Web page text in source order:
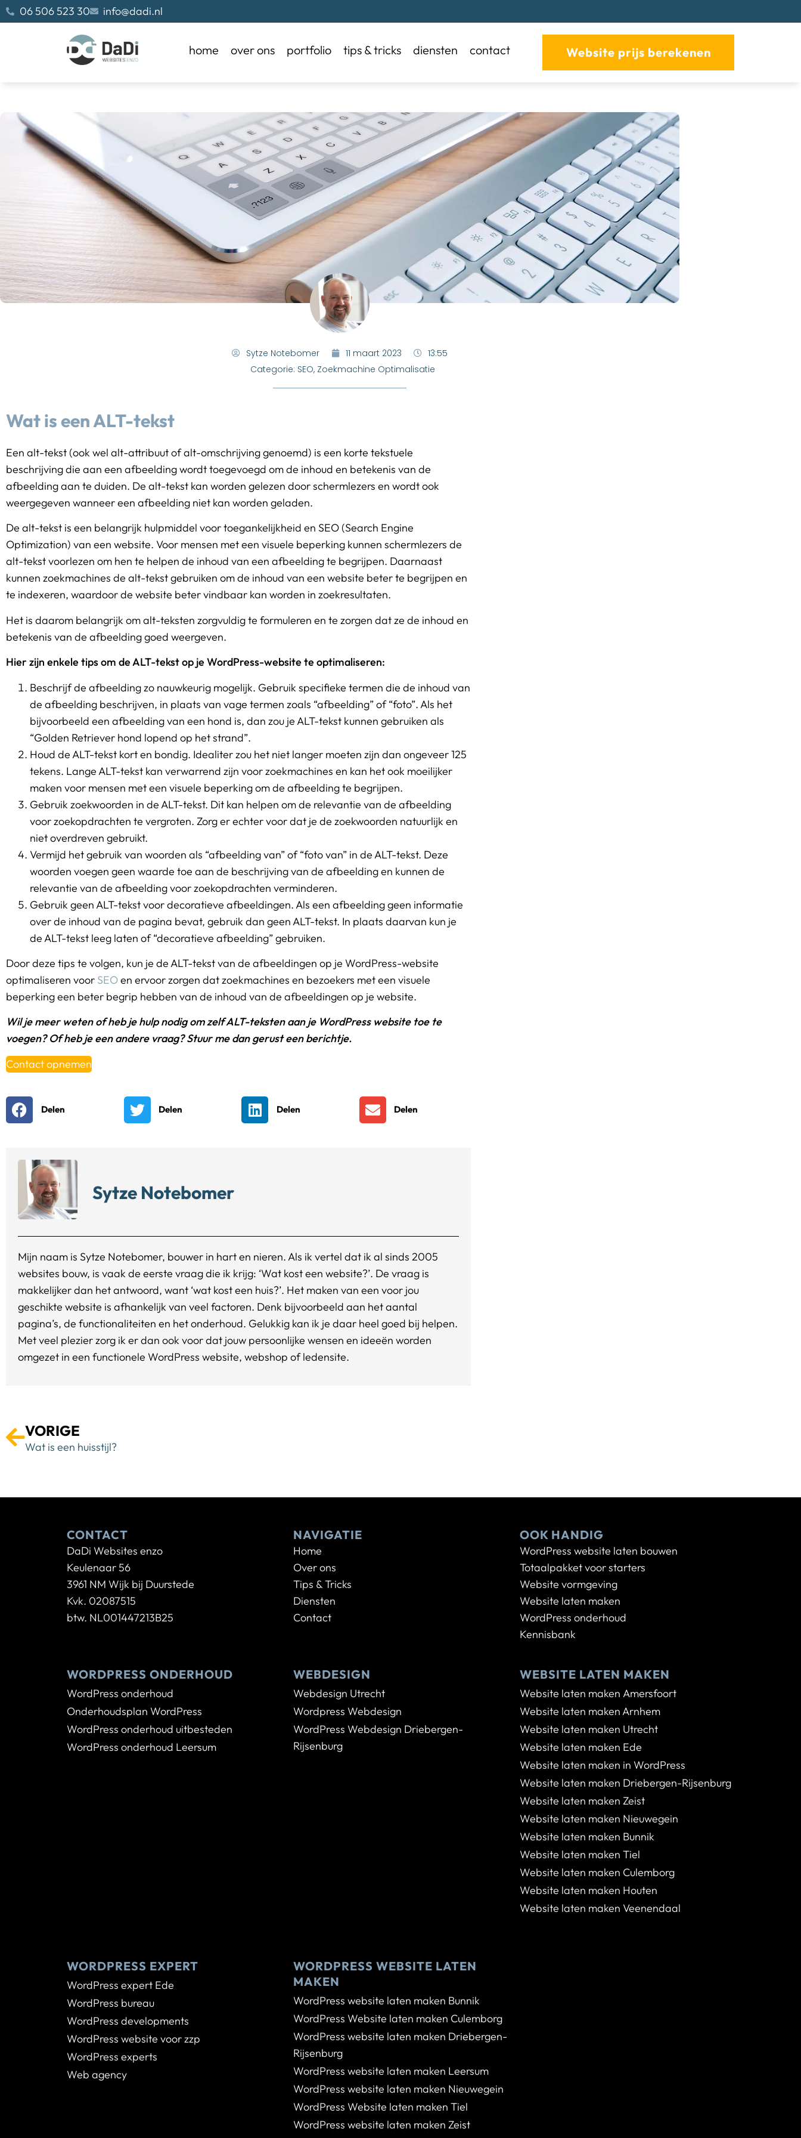
06 506 523 30 info@dadi.nl
home over ons portfolio tips & tricks diensten contact Website prijs berekenen
Sytze Notebomer 11 maart 2023
13:55
Categorie: SEO, Zoekmachine Optimalisatie
Wat is een ALT-tekst
Een alt-tekst (ook wel alt-attribuut of alt-omschrijving genoemd) is een korte tekstuele
beschrijving die aan een afbeelding wordt toegevoegd om de inhoud en betekenis van de
afbeelding aan te duiden. De alt-tekst kan worden gelezen door schermlezers en wordt ook
weergegeven wanneer een afbeelding niet kan worden geladen.
De alt-tekst is een belangrijk hulpmiddel voor toegankelijkheid en SEO (Search Engine
Optimization) van een website. Voor mensen met een visuele beperking kunnen schermlezers de
alt-tekst voorlezen om hen te helpen de inhoud van een afbeelding te begrijpen. Daarnaast
kunnen zoekmachines de alt-tekst gebruiken om de inhoud van een website beter te begrijpen en
te indexeren, waardoor de website beter vindbaar kan worden in zoekresultaten.
Het is daarom belangrijk om alt-teksten zorgvuldig te formuleren en te zorgen dat ze de inhoud en
betekenis van de afbeelding goed weergeven.
Hier zijn enkele tips om de ALT-tekst op je WordPress-website te optimaliseren:
Beschrijf de afbeelding zo nauwkeurig mogelijk. Gebruik specifieke termen die de inhoud van
de afbeelding beschrijven, in plaats van vage termen zoals “afbeelding” of “foto”. Als het
bijvoorbeeld een afbeelding van een hond is, dan zou je ALT-tekst kunnen gebruiken als
“Golden Retriever hond lopend op het strand”.
Houd de ALT-tekst kort en bondig. Idealiter zou het niet langer moeten zijn dan ongeveer 125
tekens. Lange ALT-tekst kan verwarrend zijn voor zoekmachines en kan het ook moeilijker
maken voor mensen met een visuele beperking om de afbeelding te begrijpen.
Gebruik zoekwoorden in de ALT-tekst. Dit kan helpen om de relevantie van de afbeelding
voor zoekopdrachten te vergroten. Zorg er echter voor dat je de zoekwoorden natuurlijk en
niet overdreven gebruikt.
Vermijd het gebruik van woorden als “afbeelding van” of “foto van” in de ALT-tekst. Deze
woorden voegen geen waarde toe aan de beschrijving van de afbeelding en kunnen de
relevantie van de afbeelding voor zoekopdrachten verminderen.
Gebruik geen ALT-tekst voor decoratieve afbeeldingen. Als een afbeelding geen informatie
over de inhoud van de pagina bevat, gebruik dan geen ALT-tekst. In plaats daarvan kun je
de ALT-tekst leeg laten of “decoratieve afbeelding” gebruiken.
Door deze tips te volgen, kun je de ALT-tekst van de afbeeldingen op je WordPress-website
optimaliseren voor SEOen ervoor zorgen dat zoekmachines en bezoekers met een visuele
beperking een beter begrip hebben van de inhoud van de afbeeldingen op je website.
Wil je meer weten of heb je hulp nodig om zelf ALT-teksten aan je WordPress website toe te
voegen? Of heb je een andere vraag? Stuur me dan gerust een berichtje.
Contact opnemen
Delen Delen Delen Delen
Sytze Notebomer
Mijn naam is Sytze Notebomer, bouwer in hart en nieren. Als ik vertel dat ik al sinds 2005
websites bouw, is vaak de eerste vraag die ik krijg: ‘Wat kost een website?’. De vraag is
makkelijker dan het antwoord, want ‘wat kost een huis?’. Het maken van een voor jou
geschikte website is afhankelijk van veel factoren. Denk bijvoorbeeld aan het aantal
pagina’s, de functionaliteiten en het onderhoud. Gelukkig kan ik je daar heel goed bij helpen.
Met veel plezier zorg ik er dan ook voor dat jouw persoonlijke wensen en ideeën worden
omgezet in een functionele WordPress website, webshop of ledensite.
VORIGE
Wat is een huisstijl?
CONTACT
DaDi Websites enzo
Keulenaar 56
3961 NM Wijk bij Duurstede
Kvk. 02087515
btw. NL001447213B25
NAVIGATIE
Home
Over ons
Tips & Tricks
Diensten
Contact
OOK HANDIG
WordPress website laten bouwen
Totaalpakket voor starters
Website vormgeving
Website laten maken
WordPress onderhoud
Kennisbank
WORDPRESS ONDERHOUD
WordPress onderhoud
Onderhoudsplan WordPress
WordPress onderhoud uitbesteden
WordPress onderhoud Leersum
WEBDESIGN
Webdesign Utrecht
Wordpress Webdesign
WordPress Webdesign Driebergen-
Rijsenburg
WEBSITE LATEN MAKEN
Website laten maken Amersfoort
Website laten maken Arnhem
Website laten maken Utrecht
Website laten maken Ede
Website laten maken in WordPress
Website laten maken Driebergen-Rijsenburg
Website laten maken Zeist
Website laten maken Nieuwegein
Website laten maken Bunnik
Website laten maken Tiel
Website laten maken Culemborg
Website laten maken Houten
Website laten maken Veenendaal
WORDPRESS EXPERT
WordPress expert Ede
WordPress bureau
WordPress developments
WordPress website voor zzp
WordPress experts
Web agency
WORDPRESS WEBSITE LATEN
MAKEN
WordPress website laten maken Bunnik
WordPress Website laten maken Culemborg
WordPress website laten maken Driebergen-
Rijsenburg
WordPress website laten maken Leersum
WordPress website laten maken Nieuwegein
WordPress Website laten maken Tiel
WordPress website laten maken Zeist